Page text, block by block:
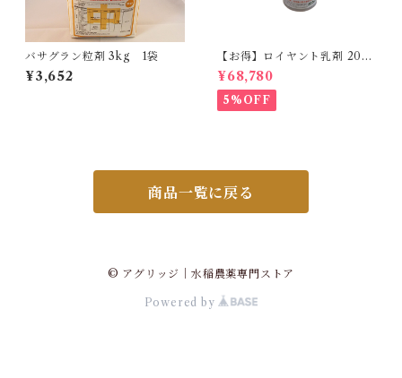
バサグラン粒剤 3kg 1袋
¥3,652
【お得】ロイヤント乳剤 200
ml 【1箱】20本入
¥68,780
5%OFF
商品一覧に戻る
© アグリッジ｜水稲農薬専門ストア
Powered by